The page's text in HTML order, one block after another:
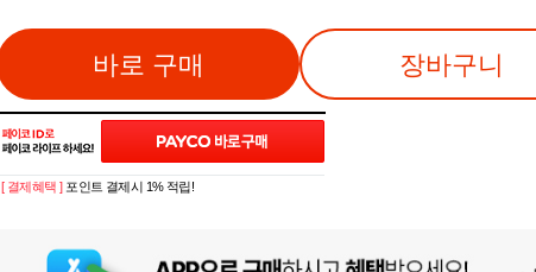
바로 구매 장바구니
[ 결제혜택 ] 포인트 결제시 1% 적립!